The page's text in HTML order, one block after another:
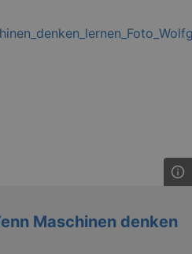
Maschinen denken